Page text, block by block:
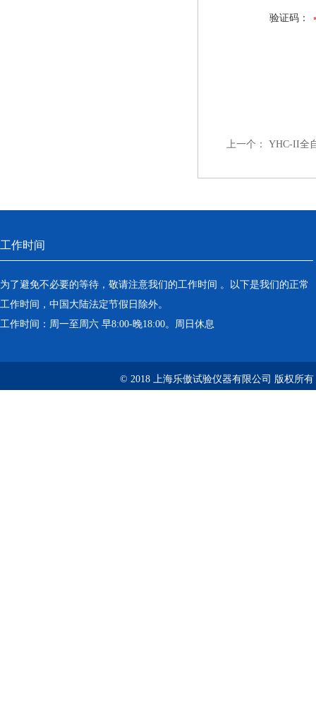
验证码：
上一个： YHC-II全
工作时间
为了避免不必要的等待，敬请注意我们的工作时间 。以下是我们的正常
工作时间，中国大陆法定节假日除外。
工作时间：周一至周六 早8:00-晚18:00。周日休息
© 2018 上海乐傲试验仪器有限公司 版权所